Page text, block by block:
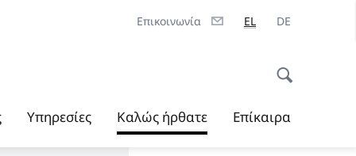
Επικοινωνία EL DE
Υπηρεσίες Καλώς ήρθατε Επίκαιρα